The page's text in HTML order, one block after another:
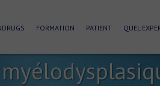
FORMATION PATIENT QUEL